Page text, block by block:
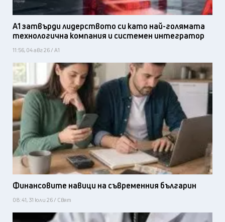
А1 затвърди лидерството си като най-голямата
технологична компания и системен интегратор
11:56, 04 авг 26 / А1
Финансовите навици на съвременния българин
08:41, 31 юли 26 / Свят